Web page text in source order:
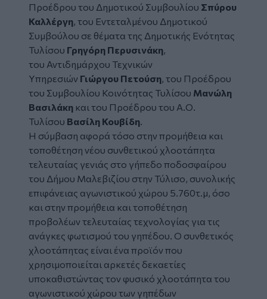
Προέδρου του Δημοτικού Συμβουλίου Σπύρου
Καλλέργη, του Εντεταλμένου Δημοτικού
Συμβούλου σε θέματα της Δημοτικής Ενότητας
Τυλίσου Γρηγόρη Περυσινάκη,
του Αντιδημάρχου Τεχνικών
Υπηρεσιών Γιώργου Πετούση, του Προέδρου
του Συμβουλίου Κοινότητας Τυλίσου Μανώλη
Βασιλάκη και του Προέδρου του Α.Ο.
Τυλίσου Βασίλη Κουβίδη.
Η σύμβαση αφορά τόσο στην προμήθεια και
τοποθέτηση νέου συνθετικού χλοοτάπητα
τελευταίας γενιάς στο γήπεδο ποδοσφαίρου
του Δήμου Μαλεβιζίου στην Τύλισο, συνολικής
επιφάνειας αγωνιστικού χώρου 5.760τ.μ, όσο
και στην προμήθεια και τοποθέτηση
προβολέων τελευταίας τεχνολογίας για τις
ανάγκες φωτισμού του γηπέδου. Ο συνθετικός
χλοοτάπητας είναι ένα προϊόν που
χρησιμοποιείται αρκετές δεκαετίες
υποκαθιστώντας τον φυσικό χλοοτάπητα του
αγωνιστικού χώρου των γηπέδων